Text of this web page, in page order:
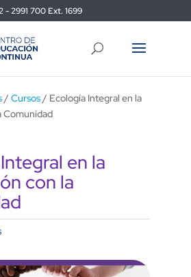
- 2991 700 Ext. 1699
/ Cursos/ Ecología Integral en la
Comunidad
en la
con la